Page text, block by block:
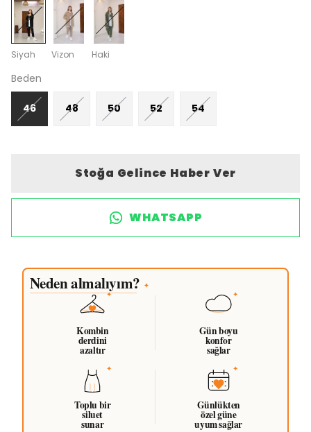
Siyah Vizon Haki
Beden
46 48 50 52 54
Stoğa Gelince Haber Ver
WHATSAPP
Neden almalıyım? ✦
Kombin
derdini
azaltır
Gün boyu
konfor
sağlar
Toplu bir
siluet
sunar
Günlükten
özel güne
uyum sağlar